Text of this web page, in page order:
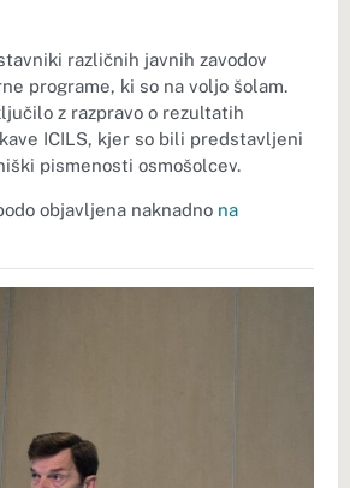
različnih javnih zavodov
programe, ki so na voljo šolam.
z razpravo o rezultatih
ICILS, kjer so bili predstavljeni
pismenosti osmošolcev.
objavljena naknadno na